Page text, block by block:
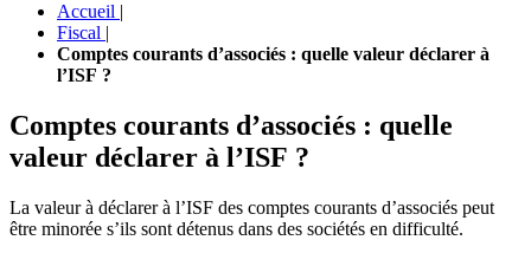
Accueil |
Fiscal |
Comptes courants d’associés : quelle valeur déclarer à
l’ISF ?
Comptes courants d’associés : quelle
valeur déclarer à l’ISF ?
La valeur à déclarer à l’ISF des comptes courants d’associés peut
être minorée s’ils sont détenus dans des sociétés en difficulté.